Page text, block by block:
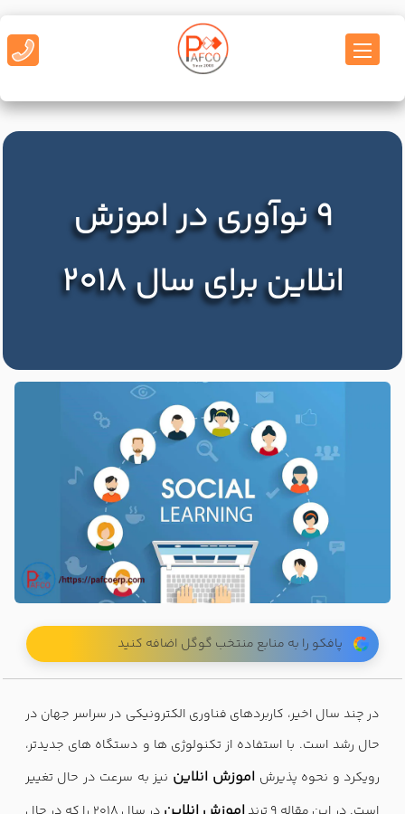
9 نوآوری در اموزش
انلاین برای سال 2018
پافکو را به منابع منتخب گوگل اضافه کنید
در چند سال اخیر، کاربردهای فناوری الکترونیکی در سراسر جهان در
حال رشد است. با استفاده از تکنولوژی ها و دستگاه های جدیدتر،
رویکرد و نحوه پذیرش اموزش انلاین نیز به سرعت در حال تغییر